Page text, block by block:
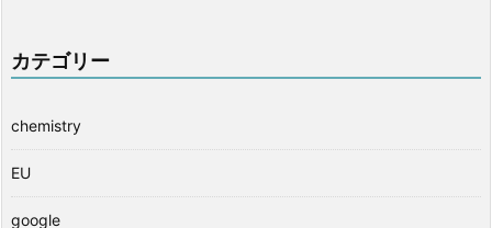
カテゴリー
chemistry
EU
google